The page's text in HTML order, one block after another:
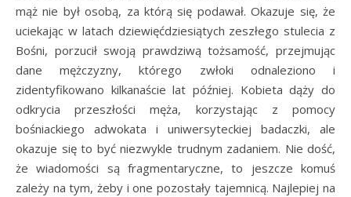
mąż nie był osobą, za którą się podawał. Okazuje się, że
uciekając w latach dziewięćdziesiątych zeszłego stulecia z
Bośni, porzucił swoją prawdziwą tożsamość, przejmując
dane mężczyzny, którego zwłoki odnaleziono i
zidentyfikowano kilkanaście lat później. Kobieta dąży do
odkrycia przeszłości męża, korzystając z pomocy
bośniackiego adwokata i uniwersyteckiej badaczki, ale
okazuje się to być niezwykle trudnym zadaniem. Nie dość,
że wiadomości są fragmentaryczne, to jeszcze komuś
zależy na tym, żeby i one pozostały tajemnicą. Najlepiej na